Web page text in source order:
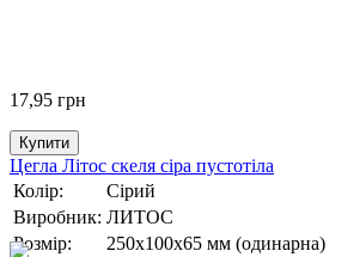
17,95 грн
Купити
Цегла Літос скеля сіра пустотіла
Колір:
Сірий
Виробник: ЛИТОС
Розмір:
250х100х65 мм (одинарна)